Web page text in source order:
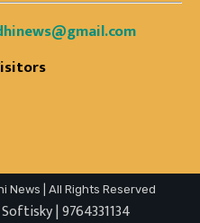
News | All Rights Reserved
| 9764331134